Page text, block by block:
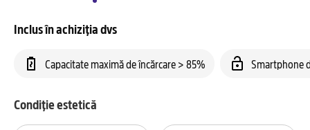
Inclus în achiziția dvs
Capacitate maximă de încărcare > 85% Smartphone
Condiție estetică